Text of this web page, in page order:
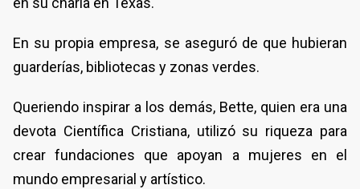
En su propia empresa, se aseguró de que hubieran
guarderías, bibliotecas y zonas verdes.
Queriendo inspirar a los demás, Bette, quien era una
devota Científica Cristiana, utilizó su riqueza para
crear fundaciones que apoyan a mujeres en el
mundo empresarial y artístico.